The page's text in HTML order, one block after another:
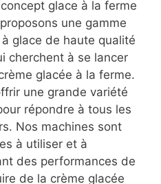
glace à la ferme
une gamme
glace de haute qualité
cherchent à se lancer
glacée à la ferme.
une grande variété
répondre à tous les
Nos machines sont
à utiliser et à
des performances de
de la crème glacée